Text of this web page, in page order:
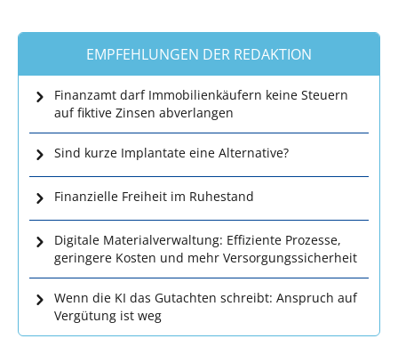
EMPFEHLUNGEN DER REDAKTION
Finanzamt darf Immobilienkäufern keine Steuern
auf fiktive Zinsen abverlangen
Sind kurze Implantate eine Alternative?
Finanzielle Freiheit im Ruhestand
Digitale Materialverwaltung: Effiziente Prozesse,
geringere Kosten und mehr Versorgungssicherheit
Wenn die KI das Gutachten schreibt: Anspruch auf
Vergütung ist weg